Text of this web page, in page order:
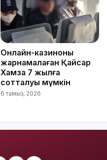
Онлайн-казиноны
жарнамалаған Қайсар
Хамза 7 жылға
сотталуы мүмкін
6 тамыз, 2026